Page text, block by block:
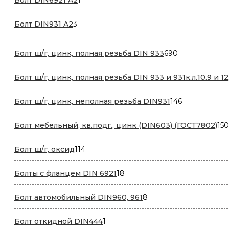
товар
Болт DIN931 A23
Болт ш/г, цинк, полная резьба DIN 933690
товаров
Болт ш/г, цинк, полная резьба DIN 933 и 931к.л.10.9 и
Болт ш/г, цинк, неполная резьба DIN931146146
товаров
Болт мебельный, кв.подг., цинк (DIN603) (ГОСТ7802)150
Болт ш/г, оксид114114
товаров
Болты с фланцем DIN 692118
товаров
Болт автомобильный DIN960, 9618
товаров
Болт откидной DIN4441